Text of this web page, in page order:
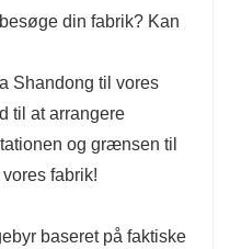
din fabrik? Kan
Shandong til vores
til at arrangere
og grænsen til
fabrik!
baseret på faktiske